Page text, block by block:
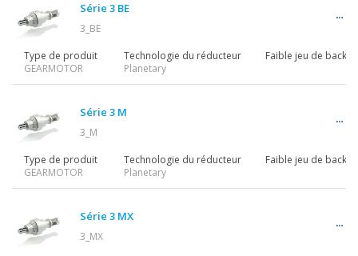
Réducteurs
Motoréducteurs
Motors
Variateurs
Série 3 BE
3_BE
Type de produit
GEARMOTOR
Technologie du réducteur
Planetary
Faible jeu de
Série 3 M
3_M
Type de produit
GEARMOTOR
Technologie du réducteur
Planetary
Faible jeu de
Série 3 MX
3_MX